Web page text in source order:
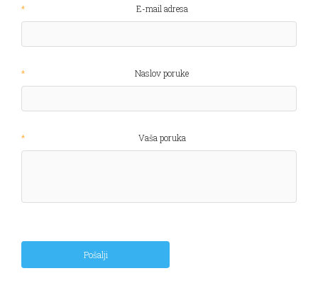
E-mail adresa
Naslov poruke
Vaša poruka
Pošalji